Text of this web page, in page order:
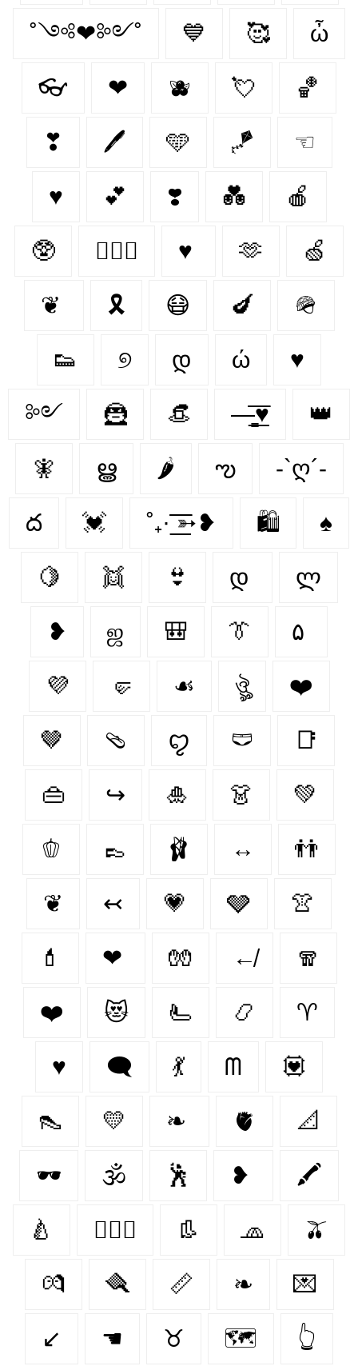
˚༺❤︎༻˚ 💙 🥰 ὦ
👓 ❤︎‬ 🫐 💘 🏀
❣ 🖊 🩵 🪁 ☜
♥ 💕 ❣️ 💑 🍎
🥸 👩‍❤️‍👨 ♥ 🫶 🍏
❦ 🎗 😷 🍆 🪖
👟 ୭ დ ώ ♥︎
༻ 🦹 👒 —̳͟͞͞♥ 👑
🧚 ൠ 🌶 ఌ︎ -`ღ´-
ద 💓 ˚₊· ͟͟͞͞➳❥ 🛍 ♠️
🍋‍ 👯 👙 დ ლ
❥ ஜ 🎒 👔 ۵
💜 🤛 ☙ ঔৣ ❤️‍
🤎 🩴 ꨄ 🩲 📑
👜 ↪ 🎍 👗 💚
🫑 👞 🩰 ↔ 👬
❦ ↢ 💗 🩶 👚
💄 ❤ 🧤 ↚ 🧣
❤️ 😻 🫷 📿 ♈︎
♥️ 🗨 💃 ᗰ 💟
👠 💛 ❧ 🫀 📐
🕶 🕉 🕺 ❥ 🖍
🍐 👨‍❤️‍👨 👢 🧢 🫒
💏 🪮 📏 ❧ 💌
↙ ☚ ♉︎ 🗺️ 👆